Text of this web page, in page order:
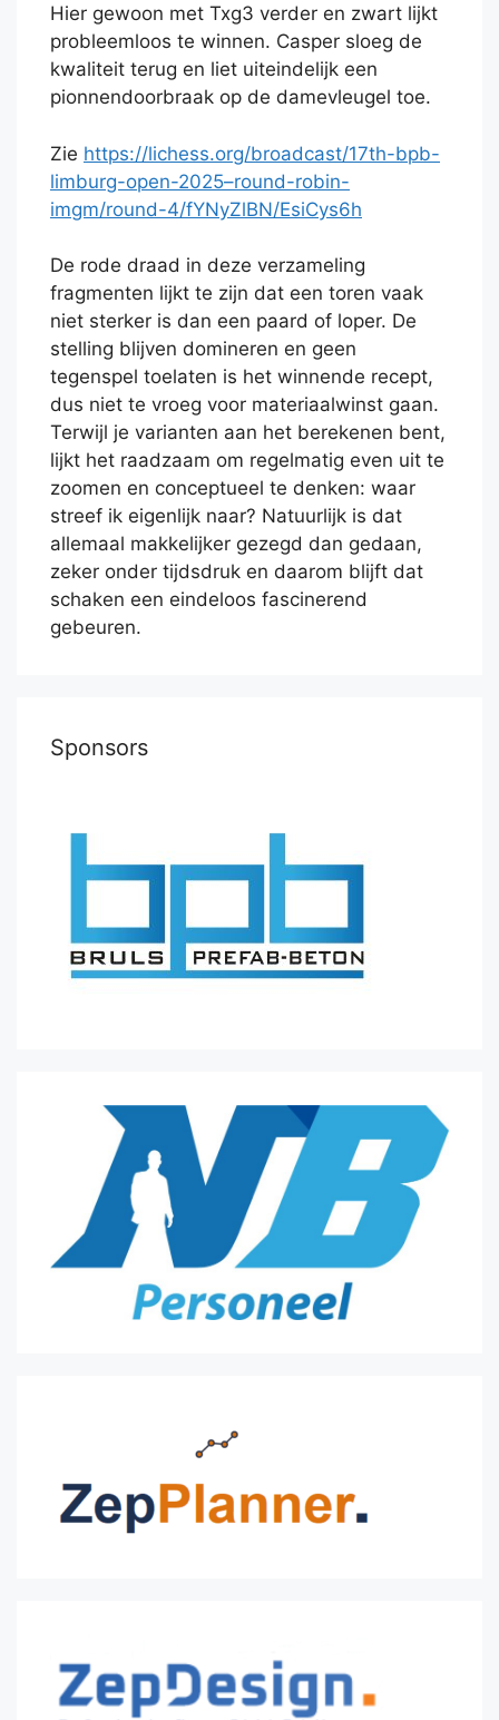
Hier gewoon met Txg3 verder en zwart lijkt
probleemloos te winnen. Casper sloeg de
kwaliteit terug en liet uiteindelijk een
pionnendoorbraak op de damevleugel toe.
Zie https://lichess.org/broadcast/17th-bpb-
limburg-open-2025–round-robin-
imgm/round-4/fYNyZlBN/EsiCys6h
De rode draad in deze verzameling
fragmenten lijkt te zijn dat een toren vaak
niet sterker is dan een paard of loper. De
stelling blijven domineren en geen
tegenspel toelaten is het winnende recept,
dus niet te vroeg voor materiaalwinst gaan.
Terwijl je varianten aan het berekenen bent,
lijkt het raadzaam om regelmatig even uit te
zoomen en conceptueel te denken: waar
streef ik eigenlijk naar? Natuurlijk is dat
allemaal makkelijker gezegd dan gedaan,
zeker onder tijdsdruk en daarom blijft dat
schaken een eindeloos fascinerend
gebeuren.
Sponsors